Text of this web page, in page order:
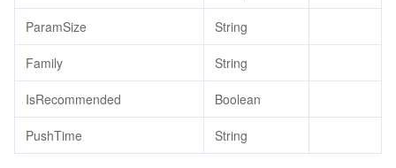
ParamSize String
Family String
IsRecommended Boolean
PushTime String